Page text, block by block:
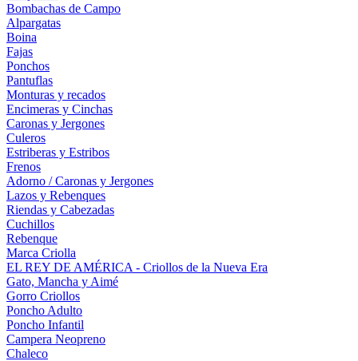
Bombachas de Campo
Alpargatas
Boina
Fajas
Ponchos
Pantuflas
Monturas y recados
Encimeras y Cinchas
Caronas y Jergones
Culeros
Estriberas y Estribos
Frenos
Adorno / Caronas y Jergones
Lazos y Rebenques
Riendas y Cabezadas
Cuchillos
Rebenque
Marca Criolla
EL REY DE AMÉRICA - Criollos de la Nueva Era
Gato, Mancha y Aimé
Gorro Criollos
Poncho Adulto
Poncho Infantil
Campera Neopreno
Chaleco